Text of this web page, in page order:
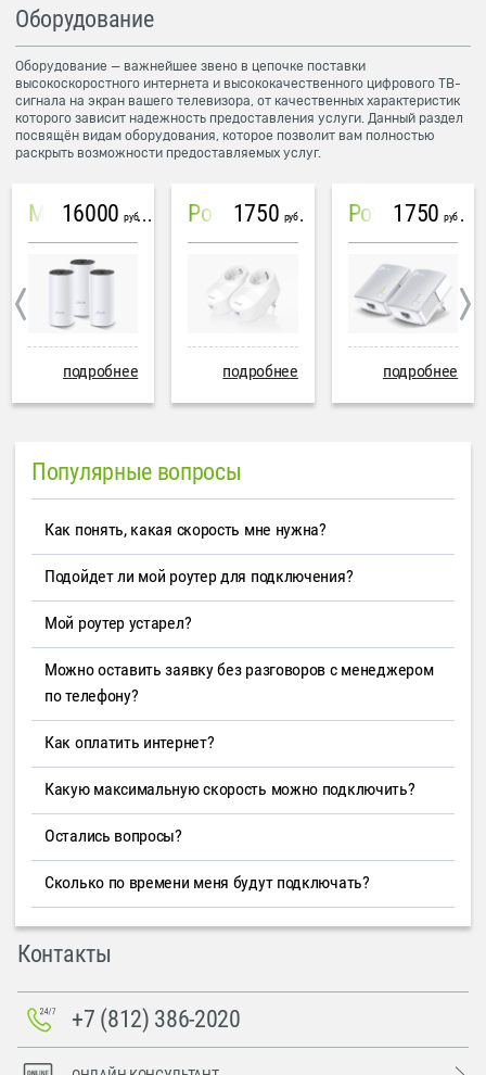
Оборудование
Оборудование — важнейшее звено в цепочке поставки
высокоскоростного интернета и высококачественного цифрового ТВ-
сигнала на экран вашего телевизора, от качественных характеристик
которого зависит надежность предоставления услуги. Данный раздел
посвящён видам оборудования, которое позволит вам полностью
раскрыть возможности предоставляемых услуг.
Mesh система TP-Link Deco M4 (3 устройства)
16000 руб
подробнее
PowerLine Tenda PH6
1750 руб
подробнее
PowerLine TP-Link AV600
1750 руб
подробнее
Популярные вопросы
Как понять, какая скорость мне нужна?
Подойдет ли мой роутер для подключения?
Мой роутер устарел?
Можно оставить заявку без разговоров с менеджером
по телефону?
Как оплатить интернет?
Какую максимальную скорость можно подключить?
Остались вопросы?
Сколько по времени меня будут подключать?
Контакты
+7 (812) 386-2020